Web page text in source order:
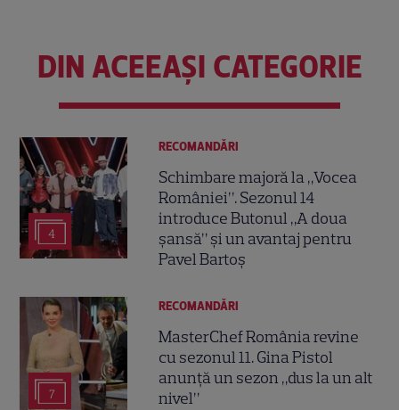
DIN ACEEAȘI CATEGORIE
4
RECOMANDĂRI
Schimbare majoră la „Vocea
României”. Sezonul 14
introduce Butonul „A doua
șansă” și un avantaj pentru
Pavel Bartoș
7
RECOMANDĂRI
MasterChef România revine
cu sezonul 11. Gina Pistol
anunță un sezon „dus la un alt
nivel”